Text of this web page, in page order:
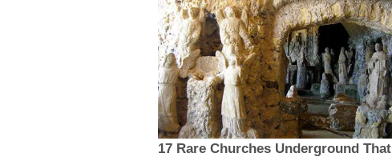
17 Rare Churches Underground That